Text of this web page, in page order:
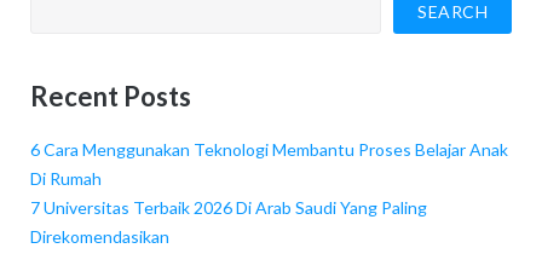
SEARCH
Recent Posts
6 Cara Menggunakan Teknologi Membantu Proses Belajar Anak
Di Rumah
7 Universitas Terbaik 2026 Di Arab Saudi Yang Paling
Direkomendasikan